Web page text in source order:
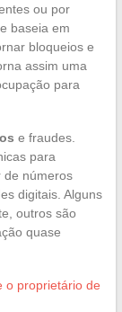
ou por
baseia em
bloqueios e
assim uma
para
e fraudes.
para
de números
digitais. Alguns
outros são
quase
o proprietário de